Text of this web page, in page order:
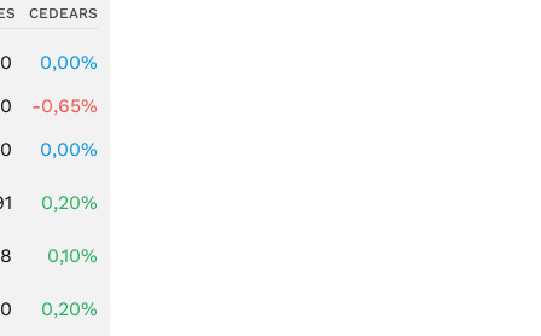
CEDEARS
0,00%
-0,65%
0,00%
0,20%
0,10%
0,20%